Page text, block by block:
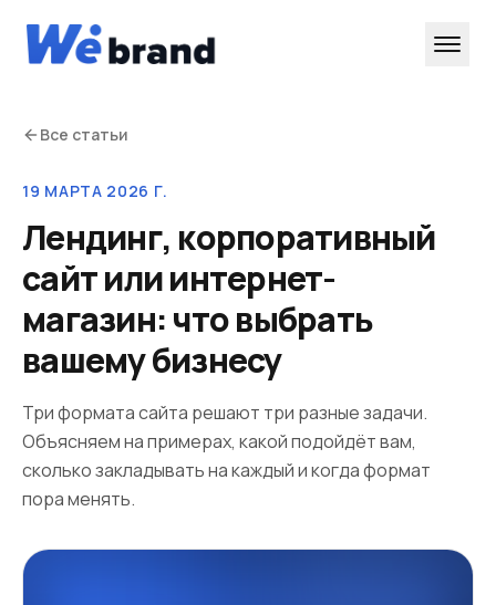
Все статьи
19 МАРТА 2026 Г.
Лендинг, корпоративный
сайт или интернет-
магазин: что выбрать
вашему бизнесу
Три формата сайта решают три разные задачи.
Объясняем на примерах, какой подойдёт вам,
сколько закладывать на каждый и когда формат
пора менять.